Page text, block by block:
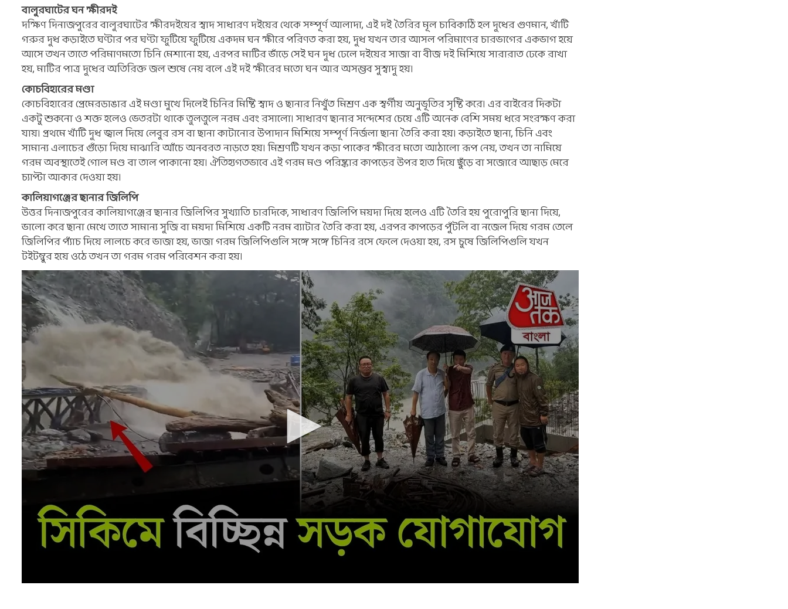
বালুরঘাটের ঘন ক্ষীরদই
দক্ষিণ দিনাজপুরের বালুরঘাটের ক্ষীরদইয়ের স্বাদ সাধারণ দইয়ের থেকে সম্পূর্ণ আলাদা, এই দই তৈরির মূল চাবিকাঠি হল দুধের গুণমান, খাঁটি
গরুর দুধ কড়াইতে ঘণ্টার পর ঘণ্টা ফুটিয়ে ফুটিয়ে একদম ঘন ক্ষীরে পরিণত করা হয়, দুধ যখন তার আসল পরিমাণের চারভাগের একভাগ হয়ে
আসে তখন তাতে পরিমাণমতো চিনি মেশানো হয়, এরপর মাটির ভাঁড়ে সেই ঘন দুধ ঢেলে দইয়ের সাজা বা বীজ দই মিশিয়ে সারারাত ঢেকে রাখা
হয়, মাটির পাত্র দুধের অতিরিক্ত জল শুষে নেয় বলে এই দই ক্ষীরের মতো ঘন আর অসম্ভব সুস্বাদু হয়।
কোচবিহারের মণ্ডা
কোচবিহারের প্রেমেরডাঙার এই মণ্ডা মুখে দিলেই চিনির মিষ্টি স্বাদ ও ছানার নিখুঁত মিশ্রণ এক স্বর্গীয় অনুভূতির সৃষ্টি করে। এর বাইরের দিকটা
একটু শুকনো ও শক্ত হলেও ভেতরটা থাকে তুলতুলে নরম এবং রসালো। সাধারণ ছানার সন্দেশের চেয়ে এটি অনেক বেশি সময় ধরে সংরক্ষণ করা
যায়। প্রথমে খাঁটি দুধ জ্বাল দিয়ে লেবুর রস বা ছানা কাটানোর উপাদান মিশিয়ে সম্পূর্ণ নির্জলা ছানা তৈরি করা হয়। কড়াইতে ছানা, চিনি এবং
সামান্য এলাচের গুঁড়ো দিয়ে মাঝারি আঁচে অনবরত নাড়তে হয়। মিশ্রণটি যখন কড়া পাকের ক্ষীরের মতো আঠালো রূপ নেয়, তখন তা নামিয়ে
গরম অবস্থাতেই গোল মণ্ড বা তাল পাকানো হয়। ঐতিহ্যগতভাবে এই গরম মণ্ড পরিষ্কার কাপড়ের উপর হাত দিয়ে ছুঁড়ে বা সজোরে আছাড় মেরে
চ্যাপ্টা আকার দেওয়া হয়।
কালিয়াগঞ্জের ছানার জিলিপি
উত্তর দিনাজপুরের কালিয়াগঞ্জের ছানার জিলিপির সুখ্যাতি চারদিকে, সাধারণ জিলিপি ময়দা দিয়ে হলেও এটি তৈরি হয় পুরোপুরি ছানা দিয়ে,
ভালো করে ছানা মেখে তাতে সামান্য সুজি বা ময়দা মিশিয়ে একটি নরম ব্যাটার তৈরি করা হয়, এরপর কাপড়ের পুঁটলি বা নজেল দিয়ে গরম তেলে
জিলিপির প্যাঁচ দিয়ে লালচে করে ভাজা হয়, ভাজা গরম জিলিপিগুলি সঙ্গে সঙ্গে চিনির রসে ফেলে দেওয়া হয়, রস চুষে জিলিপিগুলি যখন
টইটম্বুর হয়ে ওঠে তখন তা গরম গরম পরিবেশন করা হয়।